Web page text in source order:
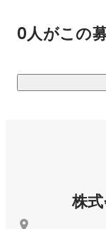
0人がこの
株